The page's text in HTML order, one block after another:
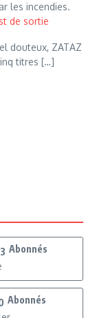
les incendies.
de sortie
douteux, ZATAZ
titres […]
Abonnés
Abonnés